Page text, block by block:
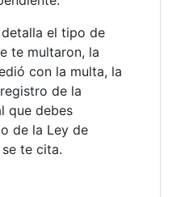
el tipo de
te multaron, la
con la multa, la
de la
que debes
de la Ley de
te cita.